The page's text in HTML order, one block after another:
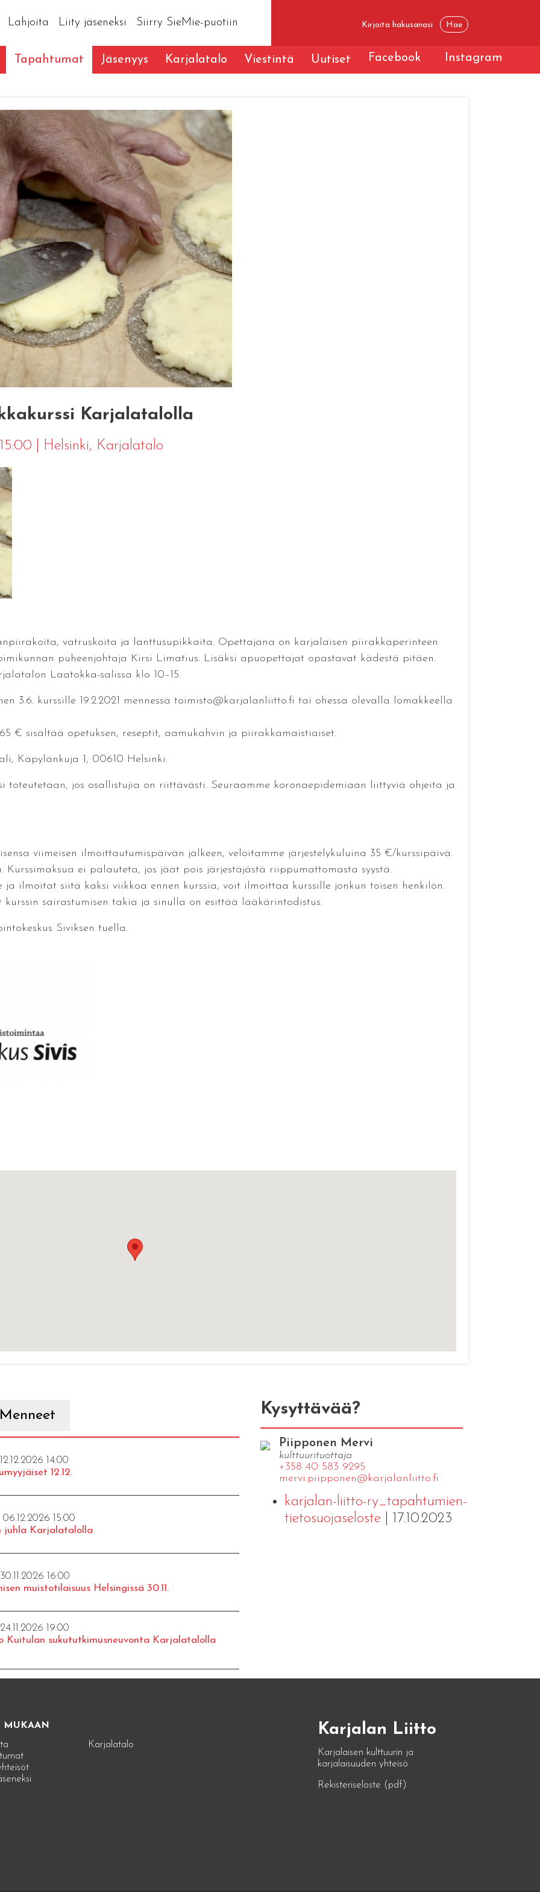
Lahjoita Liity jäseneksi Siirry SieMie-puotiin
Tapahtumat Jäsenyys Karjalatalo Viestintä Uutiset Facebook Instagram
Karjalatalolla
Helsinki, Karjalatalo
vatruskoita ja lanttusupikkaita. Opettajana on karjalaisen piirakkaperinteen
puheenjohtaja Kirsi Limatius. Lisäksi apuopettajat opastavat kädestä pitäen.
Laatokka-salissa klo 10–15.
3.6. kurssille 19.2.2021 mennessä toimisto@karjalanliitto.fi tai ohessa olevalla lomakkeella
€ sisältää opetuksen, reseptit, aamukahvin ja piirakkamaistiaiset.
Käpylänkuja 1, 00610 Helsinki.
toteutetaan, jos osallistujia on riittävästi. Seuraamme koronaepidemiaan liittyviä ohjeita ja
viimeisen ilmoittautumispäivän jälkeen, veloitamme järjestelykuluina 35 €/kurssipäivä.
ei palauteta, jos jäät pois järjestäjästä riippumattomasta syystä.
ilmoitat siitä kaksi viikkoa ennen kurssia, voit ilmoittaa kurssille jonkun toisen henkilön.
sairastumisen takia ja sinulla on esittää lääkärintodistus.
Siviksen tuella.
Menneet
14:00
12.12.
15:00
juhla Karjalatalolla
16:00
muistotilaisuus Helsingissä 30.11.
19:00
Kuitulan sukututkimusneuvonta Karjalatalolla
Kysyttävää?
Piipponen Mervi
kulttuurituottaja
+358 40 583 9295
mervi.​piipponen@​kar​jala​nlii​tto.​fi
karjalan-liitto-ry_tapahtumien-
tietosuojaseloste| 17.10.2023
MUKAAN
Karjalatalo
Karjalan Liitto
Karjalaisen kulttuurin ja
karjalaisuuden yhteisö
Rekisteriseloste (pdf)